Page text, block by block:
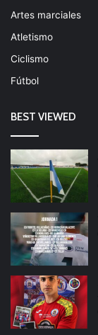
Artes marciales
Atletismo
Ciclismo
Fútbol
BEST VIEWED